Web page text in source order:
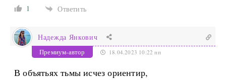
1 Ответить
Надежда Янкович
Премиум-автор 18.04.2023 10:22 пп
В объятьях тьмы исчез ориентир,